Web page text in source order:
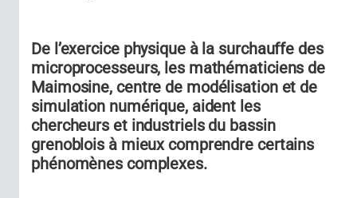
De l’exercice physique à la surchauffe des
microprocesseurs, les mathématiciens de
Maimosine, centre de modélisation et de
simulation numérique, aident les
chercheurs et industriels du bassin
grenoblois à mieux comprendre certains
phénomènes complexes.